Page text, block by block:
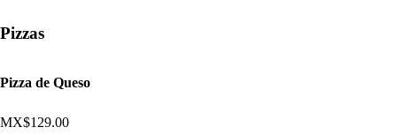
Pizzas
Pizza de Queso
MX$129.00